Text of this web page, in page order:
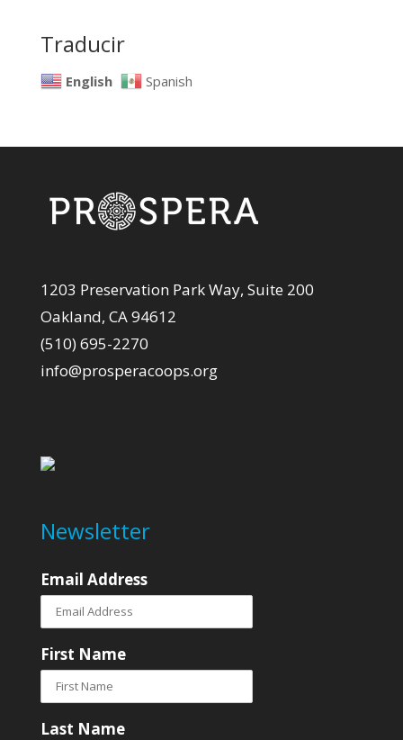
Traducir
English Spanish
1203 Preservation Park Way, Suite 200
Oakland, CA 94612
(510) 695-2270
info@prosperacoops.org
Newsletter
Email Address
First Name
Last Name